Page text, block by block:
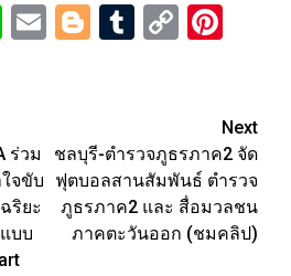
LineEmailBlogger
Tumblr
Copy
ร่วม
จขับ
ริยะ
บบ
Next
ชลบุรี-ตำรวจภูธรภาค2 จัด
ฟุตบอลสานสัมพันธ์ ตำรวจ
ภูธรภาค2 และ สื่อมวลชน
ภาคตะวันออก (ชมคลิป)